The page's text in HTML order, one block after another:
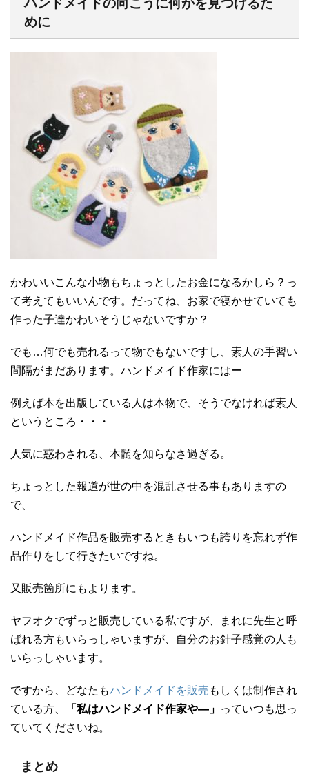
ハンドメイドの向こうに何かを見つけるた
めに
かわいいこんな小物もちょっとしたお金になるかしら？っ
て考えてもいいんです。だってね、お家で寝かせていても
作った子達かわいそうじゃないですか？
でも…何でも売れるって物でもないですし、素人の手習い
間隔がまだあります。ハンドメイド作家にはー
例えば本を出版している人は本物で、そうでなければ素人
というところ・・・
人気に惑わされる、本髄を知らなさ過ぎる。
ちょっとした報道が世の中を混乱させる事もありますの
で、
ハンドメイド作品を販売するときもいつも誇りを忘れず作
品作りをして行きたいですね。
又販売箇所にもよります。
ヤフオクでずっと販売している私ですが、まれに先生と呼
ばれる方もいらっしゃいますが、自分のお針子感覚の人も
いらっしゃいます。
ですから、どなたもハンドメイドを販売 もしくは制作され
ている方、
「私はハンドメイド作家や―」 っていつも思っ
ていてくださいね。
まとめ